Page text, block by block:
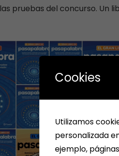
pruebas del concurso. Un
Cookies
Utilizamos
personalizada
ejemplo,